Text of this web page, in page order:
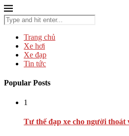
Trang chủ
Xe hơi
Xe đạp
Tin tức
Popular Posts
1
Tư thế đạp xe cho người thoát